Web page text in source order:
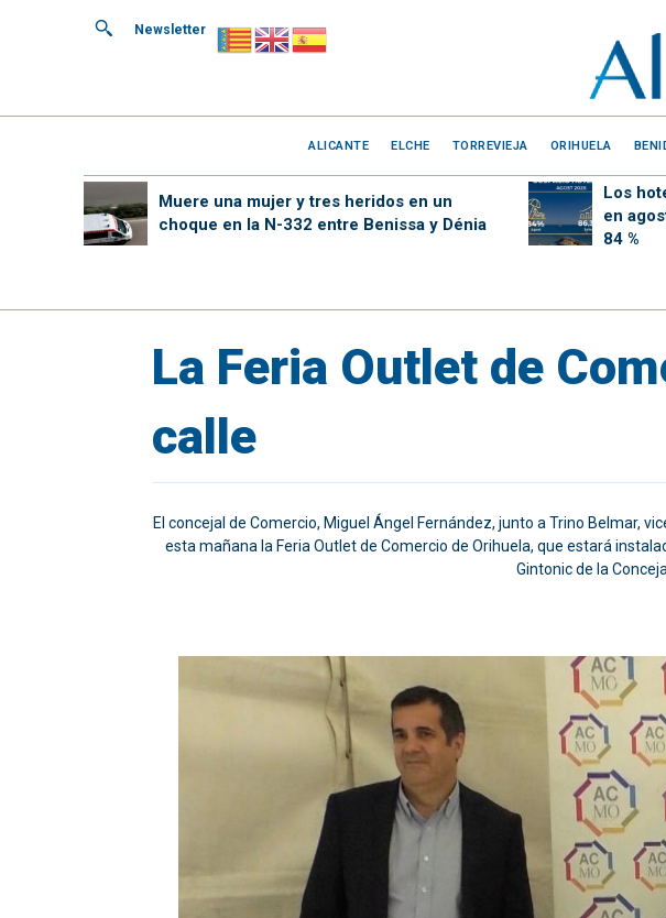
Newsletter
ALICANTE ELCHE TORREVIEJA ORIHUELA
Muere una mujer y tres heridos en un
choque en la N-332 entre Benissa y Dénia
Los
en
84 %
La Feria Outlet de
calle
El concejal de Comercio, Miguel Ángel Fernández, junto a Trino Belmar,
esta mañana la Feria Outlet de Comercio de Orihuela, que estará
Gintonic de la